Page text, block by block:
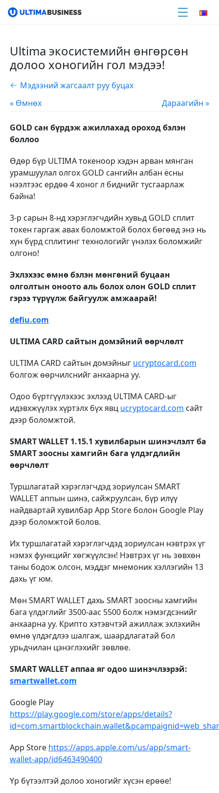
Ultima экосистемийн өнгөрсөн
долоо хоногийн гол мэдээ!
Мэдээний жагсаалт руу буцах
« Өмнөх
Дараагийн »
GOLD сан бүрдэж ажиллахад ороход бэлэн
боллоо
Өдөр бүр ULTIMA токеноор хэдэн арван мянган
урамшуулал олгох GOLD сангийн албан ёсны
нээлтээс ердөө 4 хоног л биднийг тусгаарлаж
байна!
3-р сарын 8-нд хэрэглэгчдийн хувьд GOLD сплит
токен гаргаж авах боломжтой болох бөгөөд энэ нь
хүн бүрд сплитинг технологийг үнэлэх боломжийг
олгоно!
Эхлэхээс өмнө бэлэн мөнгөний буцаан
олголтын оноото аль болох олон GOLD сплит
гэрээ түрүүлж байгуулж амжаарай!
defiu.com
ULTIMA CARD сайтын домэйний өөрчлөлт
ULTIMA CARD сайтын домэйныг ucryptocard.com
болгож өөрчилснийг анхаарна уу.
Одоо бүртгүүлэхээс эхлээд ULTIMA CARD-ыг
идэвхжүүлэх хүртэлх бүх явц ucryptocard.com сайт
дээр боломжтой.
SMART WALLET 1.15.1 хувилбарын шинэчлэлт ба
SMART зоосны хамгийн бага үлдэгдлийн
өөрчлөлт
Туршлагатай хэрэглэгчдэд зориулсан SMART
WALLET аппын шинэ, сайжруулсан, бүр илүү
найдвартай хувилбар App Store болон Google Play
дээр боломжтой болов.
Их туршлагатай хэрэглэгчдэд зориулсан нэвтрэх үг
нэмэх функцийг хөгжүүлсэн! Нэвтрэх үг нь зөвхөн
таны бодож олсон, мэддэг мнемоник хэллэгийн 13
дахь үг юм.
Мөн SMART WALLET дахь SMART зоосны хамгийн
бага үлдэглийг 3500-аас 5500 болж нэмэгдсэнийг
анхаарна уу. Крипто хэтэвчтэй ажиллаж эхлэхийн
өмнө үлдэгдлээ шалгаж, шаардлагатай бол
урьдчилан цэнэглэхийг зөвлөе.
SMART WALLET аппаа яг одоо шинэчлээрэй:
smartwallet.com
Google Play
https://play.google.com/store/apps/details?
App Store https://apps.apple.com/us/app/smart-
wallet-app/id6463490400
Үр бүтээлтэй долоо хоногийг хүсэн ерөөе!